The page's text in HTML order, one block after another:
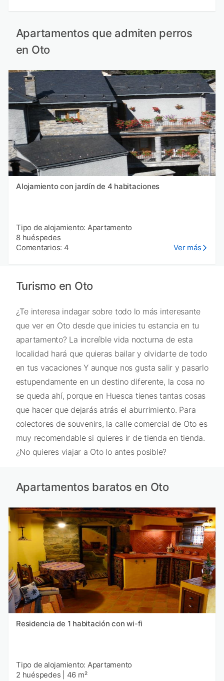
Apartamentos que admiten perros
en Oto
Alojamiento con jardín de 4 habitaciones
Tipo de alojamiento: Apartamento
8 huéspedes
Comentarios: 4
Ver más
Turismo en Oto
¿Te interesa indagar sobre todo lo más interesante
que ver en Oto desde que inicies tu estancia en tu
apartamento? La increíble vida nocturna de esta
localidad hará que quieras bailar y olvidarte de todo
en tus vacaciones Y aunque nos gusta salir y pasarlo
estupendamente en un destino diferente, la cosa no
se queda ahí, porque en Huesca tienes tantas cosas
que hacer que dejarás atrás el aburrimiento. Para
colectores de souvenirs, la calle comercial de Oto es
muy recomendable si quieres ir de tienda en tienda.
¿No quieres viajar a Oto lo antes posible?
Apartamentos baratos en Oto
Residencia de 1 habitación con wi-fi
Tipo de alojamiento: Apartamento
2 huéspedes
46 m²